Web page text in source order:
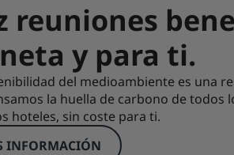
reuniones
y para ti.
del medioambiente es una
la huella de carbono de todos
hoteles, sin coste para ti.
INFORMACIÓN